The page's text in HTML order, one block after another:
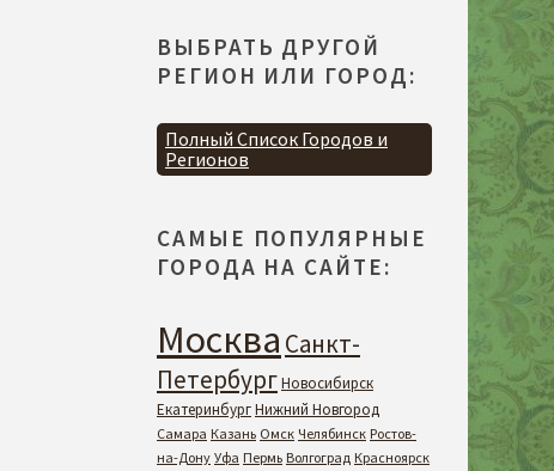
ВЫБРАТЬ ДРУГОЙ
РЕГИОН ИЛИ ГОРОД:
Полный Список Городов и
Регионов
САМЫЕ ПОПУЛЯРНЫЕ
ГОРОДА НА САЙТЕ:
Москва Санкт-
ПетербургНовосибирск
ЕкатеринбургНижний Новгород
Самара Казань Омск Челябинск Ростов-
на-Дону Уфа Пермь Волгоград Красноярск